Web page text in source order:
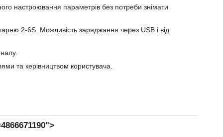
настроювання параметрів без потреби знімати
2-6S. Можливість заряджання через USB і від
та керівництвом користувача.